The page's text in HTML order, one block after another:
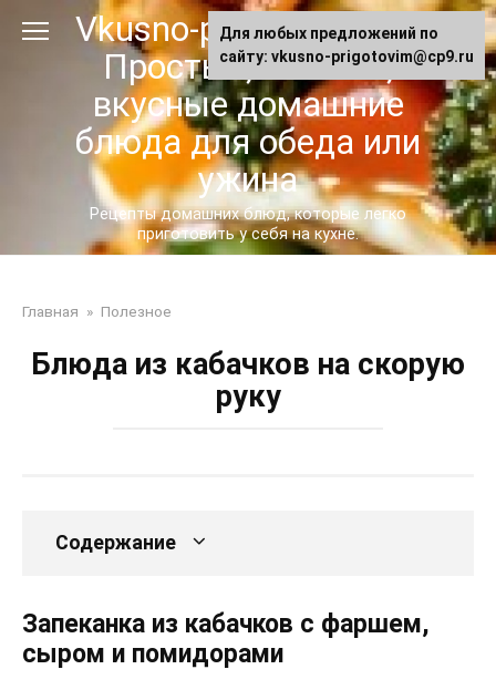
Vkusno-prigotovim.ru -
Простые, сытные,
вкусные домашние
блюда для обеда или
ужина
Рецепты домашних блюд, которые легко
приготовить у себя на кухне.
Главная » Полезное
Блюда из кабачков на скорую
руку
Содержание
Запеканка из кабачков с фаршем,
сыром и помидорами
Для любых предложений по
сайту: vkusno-prigotovim@cp9.ru